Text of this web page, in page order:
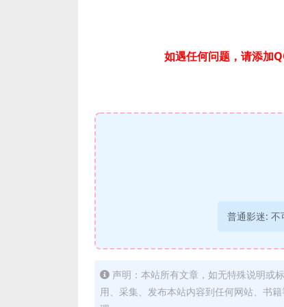
如遇任何问题，请添加
普通影迷: 不
声明：本站所有文章，如无特殊说明或
用、采集、发布本站内容到任何网站、书